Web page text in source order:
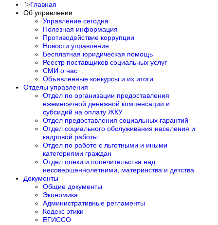
">Главная
Об управлении
Управление сегодня
Полезная информация
Противодействие коррупции
Новости управления
Бесплатная юридическая помощь
Реестр поставщиков социальных услуг
СМИ о нас
Объявленные конкурсы и их итоги
Отделы управления
Отдел по организации предоставления
ежемесячной денежной компенсации и
субсидий на оплату ЖКУ
Отдел предоставления социальных гарантий
Отдел социального обслуживания населения и
кадровой работы
Отдел по работе с льготными и иными
категориями граждан
Отдел опеки и попечительства над
несовершеннолетними, материнства и детства
Документы
Общие документы
Экономика
Административные регламенты
Кодекс этики
ЕГИССО